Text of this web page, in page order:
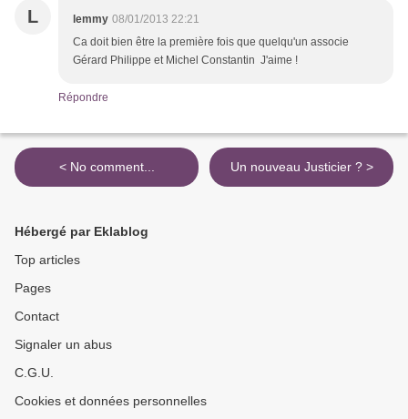
L lemmy 08/01/2013 22:21
Ca doit bien être la première fois que quelqu'un associe
Gérard Philippe et Michel Constantin J'aime !
Répondre
< No comment... Un nouveau Justicier ? >
Hébergé par Eklablog
Top articles
Pages
Contact
Signaler un abus
C.G.U.
Cookies et données personnelles